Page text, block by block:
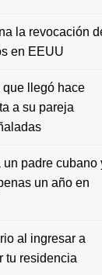
la revocación
en EEUU
llegó hace
a su pareja
padre cubano
un año en
al ingresar a
tu residencia